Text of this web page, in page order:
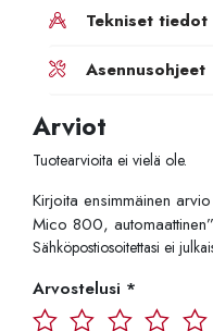
Tekniset tiedot
Asennusohjeet
Arviot
Tuotearvioita ei vielä ole.
Kirjoita ensimmäinen
Mico 800, automaattinen”
Sähköpostiosoitettasi ei
Arvostelusi *